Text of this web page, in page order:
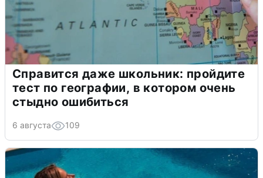
Справится даже школьник: пройдите
тест по географии, в котором очень
стыдно ошибиться
6 августа 109